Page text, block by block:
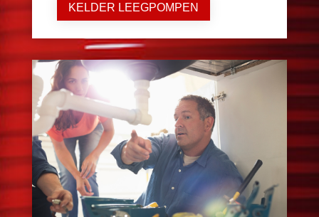
KELDER LEEGPOMPEN